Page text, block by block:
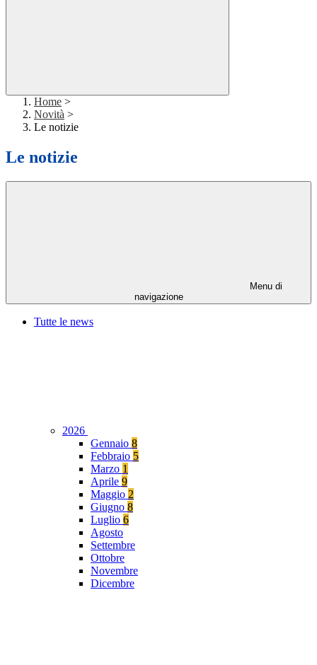
Home >
Novità >
Le notizie
Le notizie
Menu di
navigazione
Tutte le news
2026
Gennaio 8
Febbraio 5
Marzo 1
Aprile 9
Maggio 2
Giugno 8
Luglio 6
Agosto
Settembre
Ottobre
Novembre
Dicembre